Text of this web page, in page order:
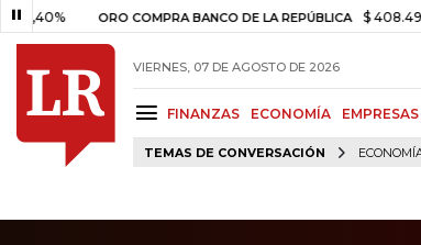
ORO COMPRA BANCO DE LA REPÚBLICA $ 408.498,97 +$
VIERNES, 07 DE AGOSTO DE 2026
FINANZAS ECONOMÍA EMPRESAS
TEMAS DE CONVERSACIÓN